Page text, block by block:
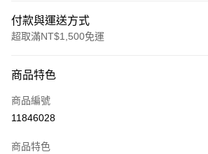
付款與運送方式
超取滿NT$1,500免運
信用卡一次付款
超商取貨付款
商品特色
商品編號
11846028
商品特色